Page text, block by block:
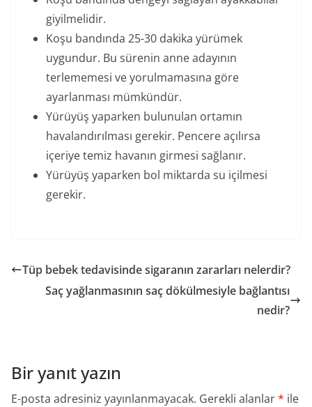
giyilmelidir.
Koşu bandında 25-30 dakika yürümek
uygundur. Bu sürenin anne adayının
terlememesi ve yorulmamasına göre
ayarlanması mümkündür.
Yürüyüş yaparken bulunulan ortamın
havalandırılması gerekir. Pencere açılırsa
içeriye temiz havanın girmesi sağlanır.
Yürüyüş yaparken bol miktarda su içilmesi
gerekir.
Tüp bebek tedavisinde sigaranın zararları nelerdir?
Saç yağlanmasının saç dökülmesiyle bağlantısı
nedir?
Bir yanıt yazın
E-posta adresiniz yayınlanmayacak. Gerekli alanlar* ile